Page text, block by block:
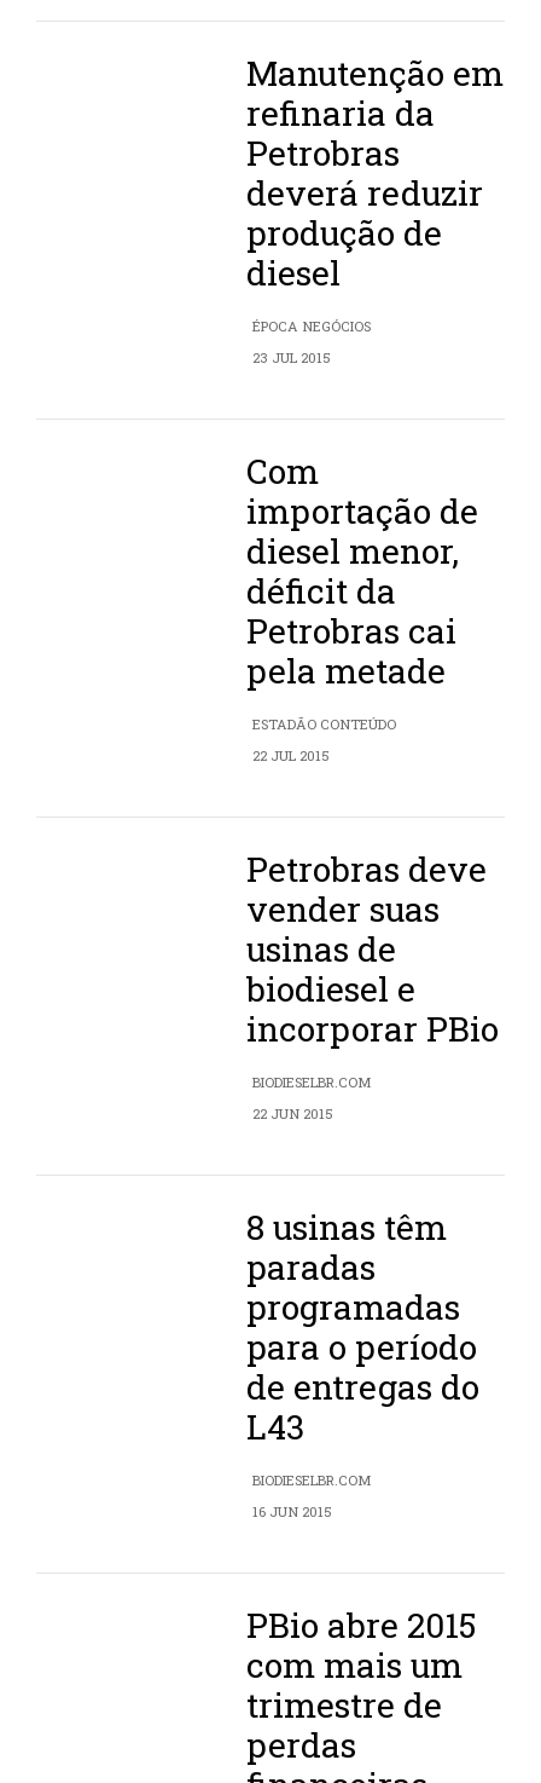
Manutenção em
refinaria da
Petrobras
deverá reduzir
produção de
diesel
ÉPOCA NEGÓCIOS
23 JUL 2015
Com
importação de
diesel menor,
déficit da
Petrobras cai
pela metade
ESTADÃO CONTEÚDO
22 JUL 2015
Petrobras deve
vender suas
usinas de
biodiesel e
incorporar PBio
BIODIESELBR.COM
22 JUN 2015
8 usinas têm
paradas
programadas
para o período
de entregas do
L43
BIODIESELBR.COM
16 JUN 2015
PBio abre 2015
com mais um
trimestre de
perdas